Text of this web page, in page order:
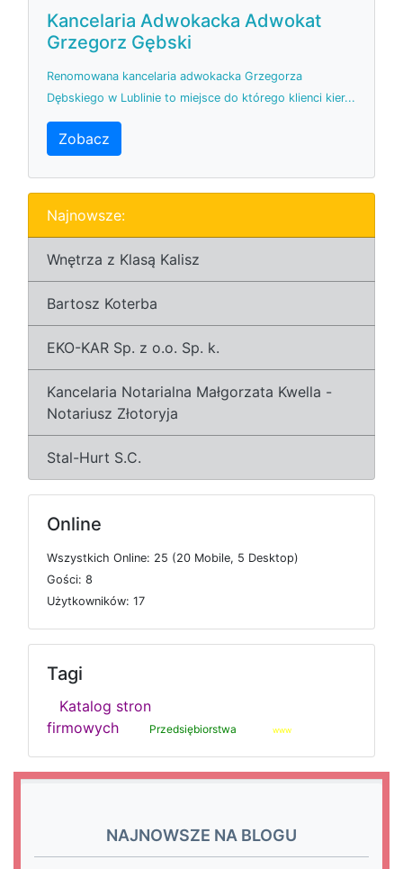
Kancelaria Adwokacka Adwokat
Grzegorz Gębski
Renomowana kancelaria adwokacka Grzegorza
Dębskiego w Lublinie to miejsce do którego klienci kier...
Zobacz
Najnowsze:
Wnętrza z Klasą Kalisz
Bartosz Koterba
EKO-KAR Sp. z o.o. Sp. k.
Kancelaria Notarialna Małgorzata Kwella -
Notariusz Złotoryja
Stal-Hurt S.C.
Online
Wszystkich Online: 25 (20 Mobile, 5 Desktop)
Gości: 8
Użytkowników: 17
Tagi
Katalog stron
firmowych
Przedsiębiorstwa www
NAJNOWSZE NA BLOGU